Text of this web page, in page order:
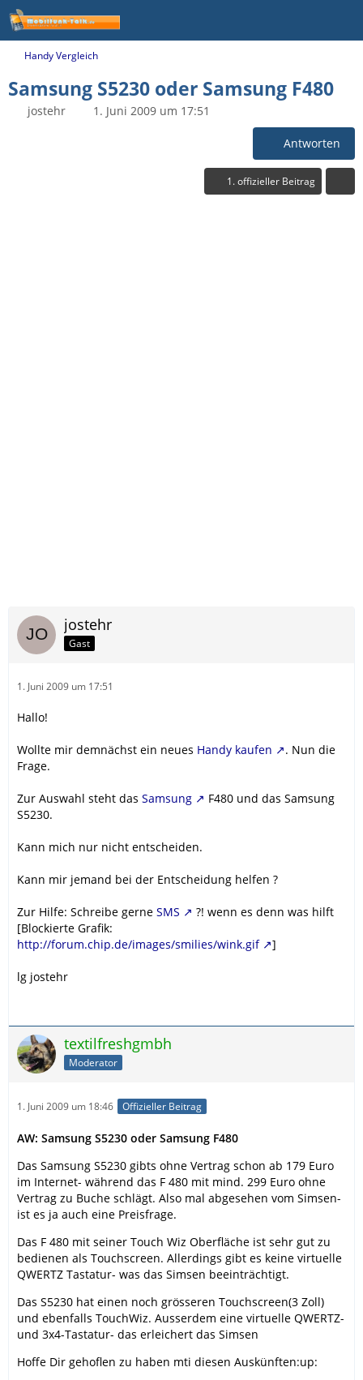
Handy Vergleich
Samsung S5230 oder Samsung F480
jostehr 1. Juni 2009 um 17:51
Antworten
1. offizieller Beitrag
jostehr
Gast
1. Juni 2009 um 17:51
Hallo!
Wollte mir demnächst ein neues Handy kaufen
. Nun die
Frage.
Zur Auswahl steht das Samsung
F480 und das Samsung
S5230.
Kann mich nur nicht entscheiden.
Kann mir jemand bei der Entscheidung helfen ?
Zur Hilfe: Schreibe gerne SMS
?! wenn es denn was hilft
[Blockierte Grafik:
http://forum.chip.de/images/smilies/wink.gif
]
lg jostehr
textilfreshgmbh
Moderator
1. Juni 2009 um 18:46 Offizieller Beitrag
AW: Samsung S5230 oder Samsung F480
Das Samsung S5230 gibts ohne Vertrag schon ab 179 Euro
im Internet- während das F 480 mit mind. 299 Euro ohne
Vertrag zu Buche schlägt. Also mal abgesehen vom Simsen-
ist es ja auch eine Preisfrage.
Das F 480 mit seiner Touch Wiz Oberfläche ist sehr gut zu
bedienen als Touchscreen. Allerdings gibt es keine virtuelle
QWERTZ Tastatur- was das Simsen beeinträchtigt.
Das S5230 hat einen noch grösseren Touchscreen(3 Zoll)
und ebenfalls TouchWiz. Ausserdem eine virtuelle QWERTZ-
und 3x4-Tastatur- das erleichert das Simsen
Hoffe Dir gehoflen zu haben mti diesen Auskünften:up: